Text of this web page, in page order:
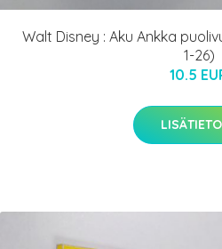
Walt Disney : Aku Ankka
1-26)
10.5